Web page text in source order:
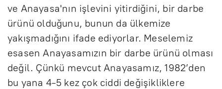
ve Anayasa'nın işlevini yitirdiğini, bir darbe
ürünü olduğunu, bunun da ülkemize
yakışmadığını ifade ediyorlar. Meselemiz
esasen Anayasamızın bir darbe ürünü olması
değil. Çünkü mevcut Anayasamız, 1982’den
bu yana 4-5 kez çok ciddi değişikliklere